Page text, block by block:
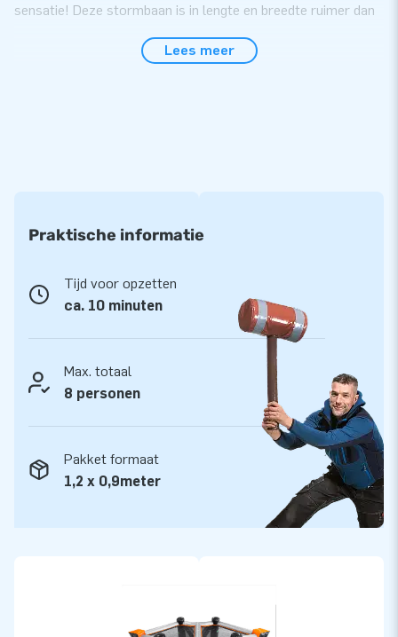
sensatie! Deze stormbaan is in lengte en breedte ruimer dan
uitdaging aan kunt gaan. Met deze modulaire
geleverd
Dit mega stormbanenassortiment is vakkundig opgebouwd
met de hoogste kwaliteit materialen. De hoogglans pvc-
doeken zijn makkelijk schoon te houden en geschikt voor
veel gebruikers. In samenwerking met het Keurmerk instituut
uit Zoetermeer zijn alle modulaire stormbaanelementen
gekeurd en gecertificeerd. We leveren ze inclusief blowers,
verankeringsmateriaal, een transportzak en een duidelijke
handleiding. Zo heb je alles compleet voor een mooie
Koop dit unieke stormbaanelement Ball Hopper Corner en
In de ruim 15 jaar dat we bestaan hebben we meer dan
Lees meer
Praktische informatie
Tijd voor opzetten
ca. 10 minuten
Max. totaal
8 personen
Pakket formaat
1,2 x 0,9meter